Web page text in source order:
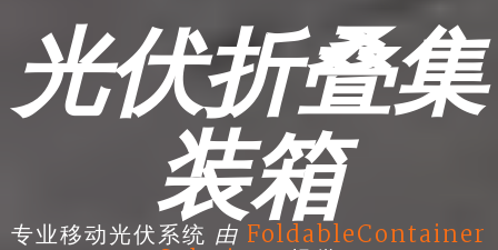
光伏折叠集
装箱
专业移动光伏系统 由 FoldableContainer